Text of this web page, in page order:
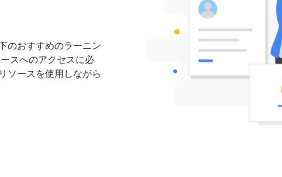
のおすすめのラーニン
スへのアクセスに必
ソースを使用しながら